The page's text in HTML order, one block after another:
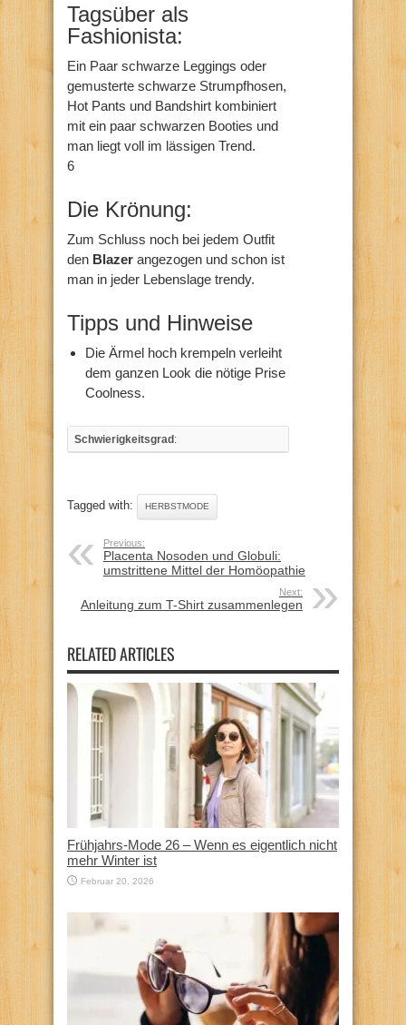
Tagsüber als
Fashionista:
Ein Paar schwarze Leggings oder
gemusterte schwarze Strumpfhosen,
Hot Pants und Bandshirt kombiniert
mit ein paar schwarzen Booties und
man liegt voll im lässigen Trend.
6
Die Krönung:
Zum Schluss noch bei jedem Outfit
den Blazer angezogen und schon ist
man in jeder Lebenslage trendy.
Tipps und Hinweise
Die Ärmel hoch krempeln verleiht
dem ganzen Look die nötige Prise
Coolness.
Schwierigkeitsgrad:
Tagged with: HERBSTMODE
Previous:
Placenta Nosoden und Globuli:
umstrittene Mittel der Homöopathie
Next:
Anleitung zum T-Shirt zusammenlegen
RELATED ARTICLES
Frühjahrs-Mode 26 – Wenn es eigentlich nicht
mehr Winter ist
Februar 20, 2026